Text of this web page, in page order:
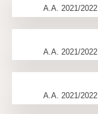
A.A. 2021/2022
A.A. 2021/2022
A.A. 2021/2022